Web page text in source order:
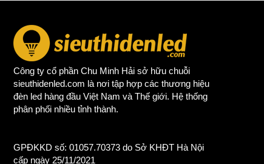
Công ty cổ phần Chu Minh Hải sở hữu chuỗi
sieuthidenled.com là nơi tập hợp các thương hiệu
đèn led hàng đầu Việt Nam và Thế giới. Hệ thống
phân phối nhiều tỉnh thành.
GPĐKKD số: 01057.70373 do Sở KHĐT Hà Nội
cấp ngày 25/11/2021